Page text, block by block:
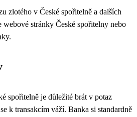
zlotého v České spořitelně a dalších
webové stránky České spořitelny nebo
spořitelně je důležité brát v potaz
k transakcím váží. Banka si standardně